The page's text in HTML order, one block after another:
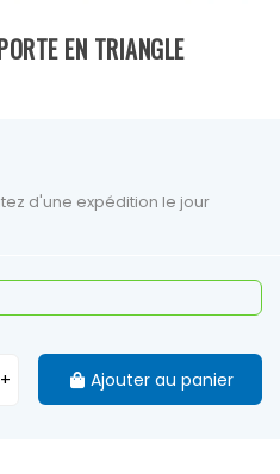
EN TRIANGLE
d'une expédition le jour
+ Ajouter au panier